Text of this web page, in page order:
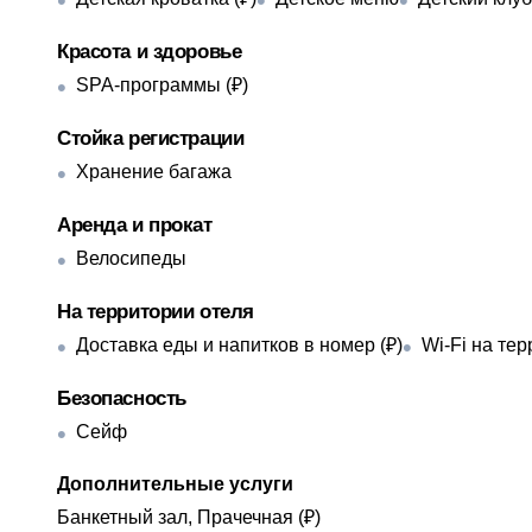
Красота и здоровье
SPA-программы (₽)
Стойка регистрации
Хранение багажа
Аренда и прокат
Велосипеды
На территории отеля
Доставка еды и напитков в номер (₽) Wi-Fi на
Безопасность
Сейф
Дополнительные услуги
Банкетный зал, Прачечная (₽)